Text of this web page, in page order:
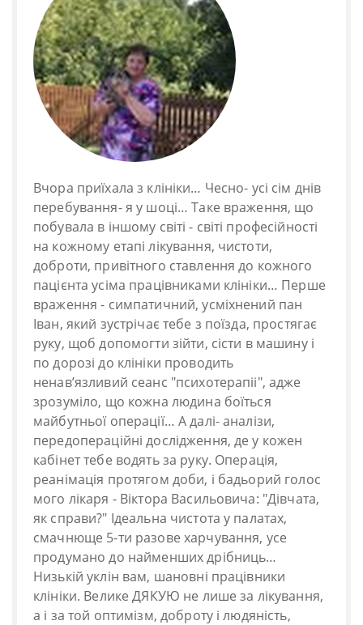
Вчора приїхала з клініки… Чесно- усі сім днів
перебування- я у шоці… Таке враження, що
побувала в іншому світі - світі професійності
на кожному етапі лікування, чистоти,
доброти, привітного ставлення до кожного
пацієнта усіма працівниками клініки… Перше
враження - симпатичний, усміхнений пан
Іван, який зустрічає тебе з поїзда, простягає
руку, щоб допомогти зійти, сісти в машину і
по дорозі до клініки проводить
ненавʼязливий сеанс "психотерапіі", адже
зрозуміло, що кожна людина боїться
майбутньої операції… А далі- аналізи,
передопераційні дослідження, де у кожен
кабінет тебе водять за руку. Операція,
реанімація протягом доби, і бадьорий голос
мого лікаря - Віктора Васильовича: "Дівчата,
як справи?" Ідеальна чистота у палатах,
смачнюще 5-ти разове харчування, усе
продумано до найменших дрібниць…
Низькій уклін вам, шановні працівники
клініки. Велике ДЯКУЮ не лише за лікування,
а і за той оптимізм, доброту і людяність,